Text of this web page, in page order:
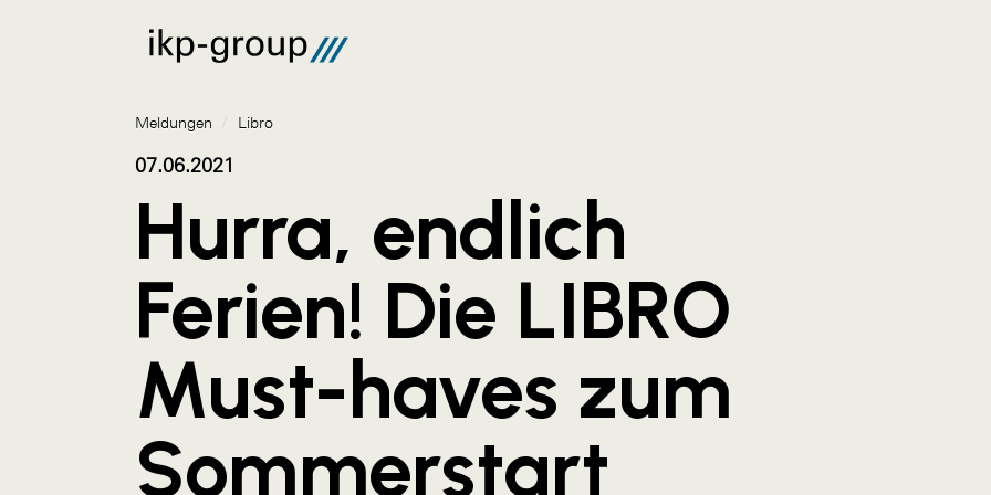
Meldungen / Libro
07.06.2021
Hurra, endlich
Ferien! Die LIBRO
Must-haves zum
Sommerstart